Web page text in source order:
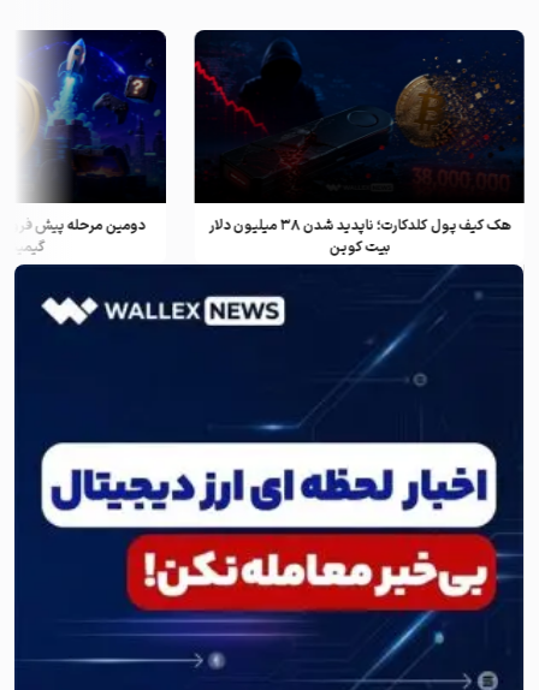
هک کیف پول کلدکارت؛ ناپدید شدن ۳۸ میلیون دلار
بیت کوین
دومین مرحله پیش